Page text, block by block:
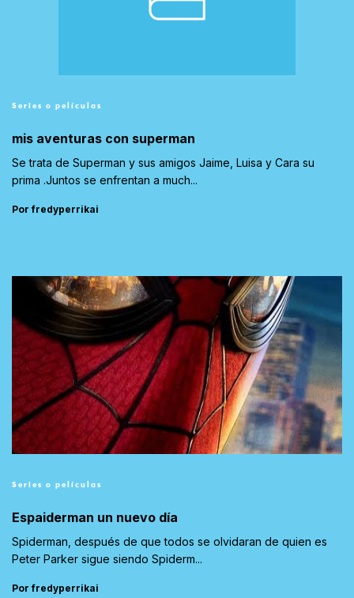
Series o películas
mis aventuras con superman
Se trata de Superman y sus amigos Jaime, Luisa y Cara su
prima .Juntos se enfrentan a much...
Por fredyperrikai
Series o películas
Espaiderman un nuevo día
Spiderman, después de que todos se olvidaran de quien es
Peter Parker sigue siendo Spiderm...
Por fredyperrikai